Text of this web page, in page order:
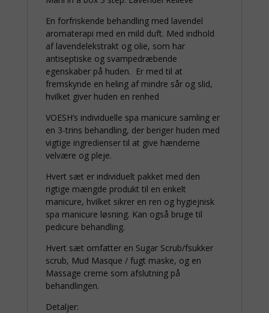
En forfriskende behandling med lavendel
aromaterapi med en mild duft. Med indhold
af lavendelekstrakt og olie, som har
antiseptiske og svampedræbende
egenskaber på huden. Er med til at
fremskynde en heling af mindre sår og slid,
hvilket giver huden en renhed
VOESH’s individuelle spa manicure samling er
en 3-trins behandling, der beriger huden med
vigtige ingredienser til at give hænderne
velvære og pleje.
Hvert sæt er individuelt pakket med den
rigtige mængde produkt til en enkelt
manicure, hvilket sikrer en ren og hygiejnisk
spa manicure løsning. Kan også bruge til
pedicure behandling.
Hvert sæt omfatter en Sugar Scrub/fsukker
scrub, Mud Masque / fugt maske, og en
Massage creme som afslutning på
behandlingen.
Detaljer: